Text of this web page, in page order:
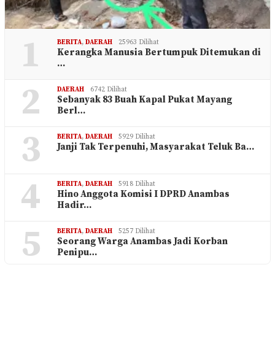
1 BERITA, DAERAH 25963 Dilihat
Kerangka Manusia Bertumpuk Ditemukan di
…
2 DAERAH 6742 Dilihat
Sebanyak 83 Buah Kapal Pukat Mayang
Berl…
3 BERITA, DAERAH 5929 Dilihat
Janji Tak Terpenuhi, Masyarakat Teluk Ba…
4 BERITA, DAERAH 5918 Dilihat
Hino Anggota Komisi I DPRD Anambas
Hadir…
5 BERITA, DAERAH 5257 Dilihat
Seorang Warga Anambas Jadi Korban
Penipu…